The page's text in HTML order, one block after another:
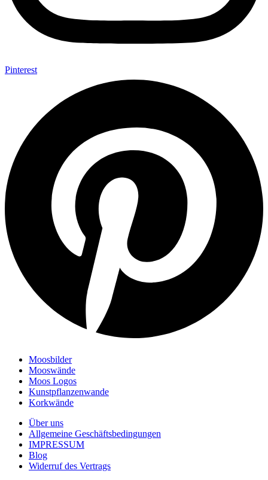
Pinterest
Moosbilder
Mooswände
Moos Logos
Kunstpflanzenwande
Korkwände
Über uns
Allgemeine Geschäftsbedingungen
IMPRESSUM
Blog
Widerruf des Vertrags